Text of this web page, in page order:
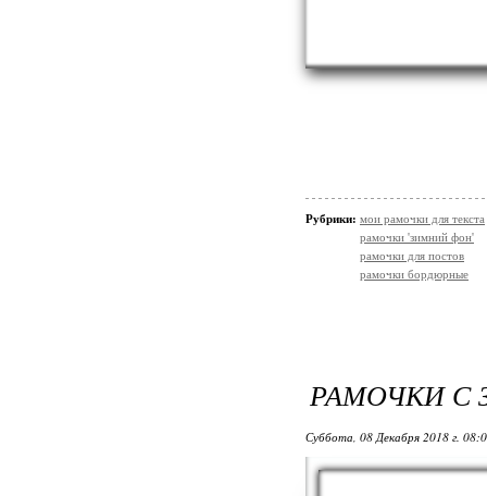
Рубрики: мои рамочки для текста
рамочки 'зимний фон'
рамочки для постов
рамочки бордюрные
РАМОЧКИ
Суббота, 08 Декабря 2018 г.